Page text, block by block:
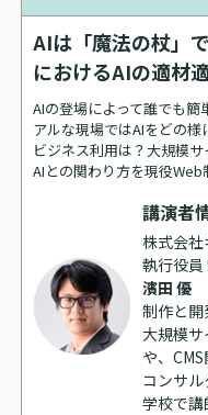
AIは「魔法の杖」
におけるAIの適材
AIの登場によって誰でも簡
アルな現場ではAIをどの様
ビジネス利用は？大規模サ
AIとの関わり方を現役Web
講演者
株式会社
執行役員
濱田 優
制作と開
大規模サ
や、
コンサ
学校で講